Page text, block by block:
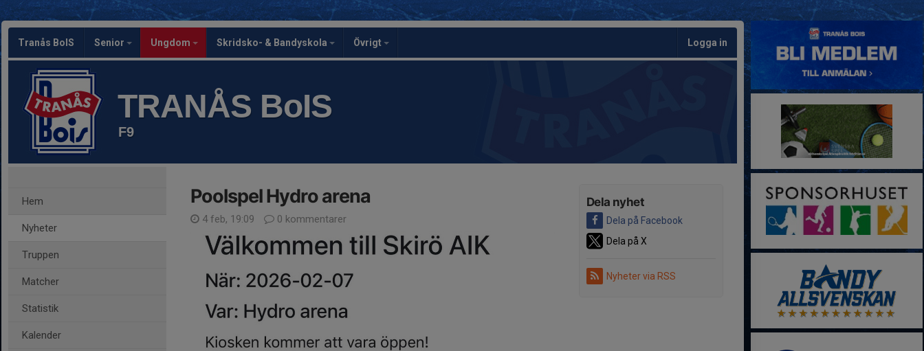
Tranås BoIS Senior Ungdom Skridsko- & Bandyskola Övrigt Logga in
TRANÅS BoIS
F9
Hem
Nyheter
Truppen
Matcher
Statistik
Kalender
Dela nyhet
Dela på Facebook
Dela på X
Nyheter via RSS
Poolspel Hydro arena
4 feb, 19:09 0 kommentarer